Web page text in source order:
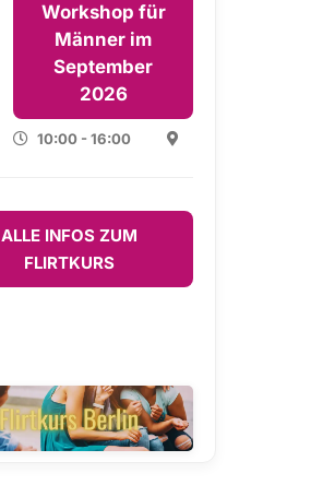
Workshop für
Männer im
September
2026
10:00 - 16:00
ALLE INFOS ZUM
FLIRTKURS